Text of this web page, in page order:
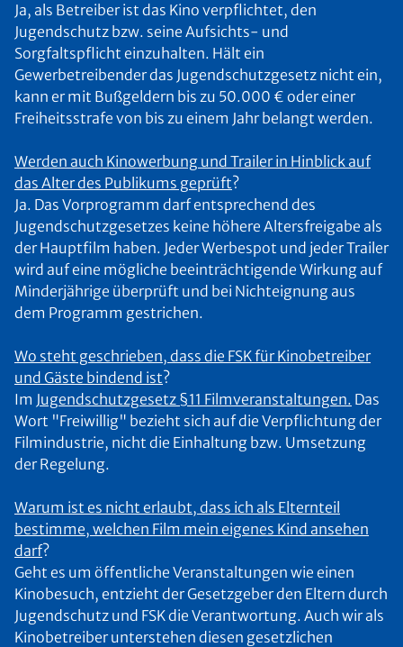
Ja, als Betreiber ist das Kino verpflichtet, den
Jugendschutz bzw. seine Aufsichts- und
Sorgfaltspflicht einzuhalten. Hält ein
Gewerbetreibender das Jugendschutzgesetz nicht ein,
kann er mit Bußgeldern bis zu 50.000 € oder einer
Freiheitsstrafe von bis zu einem Jahr belangt werden.
Werden auch Kinowerbung und Trailer in Hinblick auf
das Alter des Publikums geprüft?
Ja. Das Vorprogramm darf entsprechend des
Jugendschutzgesetzes keine höhere Altersfreigabe als
der Hauptfilm haben. Jeder Werbespot und jeder Trailer
wird auf eine mögliche beeinträchtigende Wirkung auf
Minderjährige überprüft und bei Nichteignung aus
dem Programm gestrichen.
Wo steht geschrieben, dass die FSK für Kinobetreiber
und Gäste bindend ist?
Im Jugendschutzgesetz §11 Filmveranstaltungen. Das
Wort "Freiwillig" bezieht sich auf die Verpflichtung der
Filmindustrie, nicht die Einhaltung bzw. Umsetzung
der Regelung.
Warum ist es nicht erlaubt, dass ich als Elternteil
bestimme, welchen Film mein eigenes Kind ansehen
darf?
Geht es um öffentliche Veranstaltungen wie einen
Kinobesuch, entzieht der Gesetzgeber den Eltern durch
Jugendschutz und FSK die Verantwortung. Auch wir als
Kinobetreiber unterstehen diesen gesetzlichen